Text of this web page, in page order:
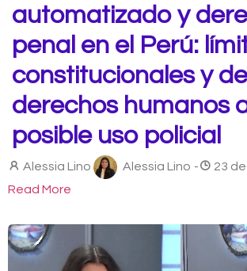
automatizado y
penal en el Perú:
constitucionales y de
derechos humanos
posible uso policial
Alessia Lino Alessia Lino - 23
Read More